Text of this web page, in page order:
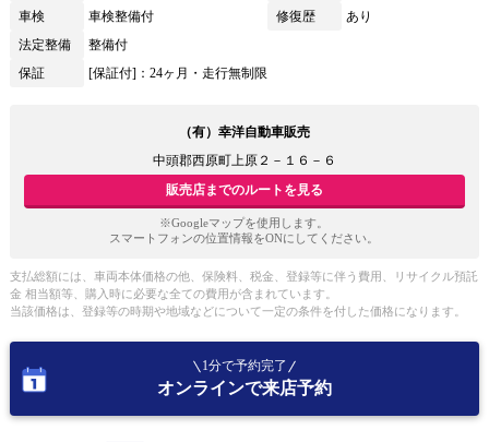
車検
車検整備付 修復歴
あり
法定整備
整備付
保証
[保証付]：24ヶ月・走行無制限
（有）幸洋自動車販売
中頭郡西原町上原２－１６－６
販売店までのルートを見る
※Googleマップを使用します。
スマートフォンの位置情報をONにしてください。
支払総額には、車両本体価格の他、保険料、税金、登録等に伴う費用、リサイクル預託
金 相当額等、購入時に必要な全ての費用が含まれています。
当該価格は、登録等の時期や地域などについて一定の条件を付した価格になります。
1分で予約完了
オンラインで来店予約